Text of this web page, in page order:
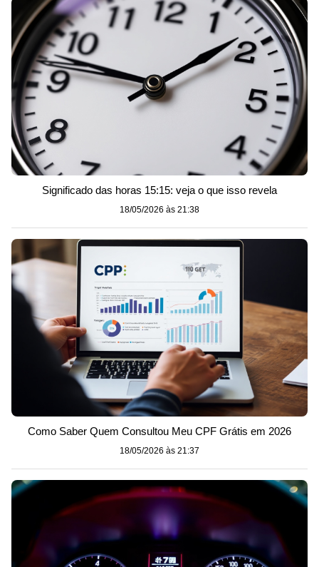
Significado das horas 15:15: veja o que isso revela
18/05/2026 às 21:38
Como Saber Quem Consultou Meu CPF Grátis em 2026
18/05/2026 às 21:37